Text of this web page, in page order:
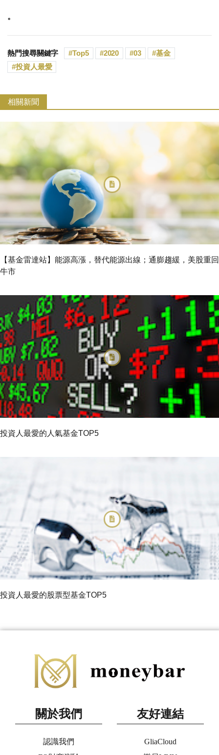
。
熱門搜尋關鍵字 Top5 2020 03
基金
投資人最愛
相關新聞
【基金雷達站】能源高漲，替代能源出線；通膨趨緩，美股重回
牛市
投資人最愛的人氣基金TOP5
投資人最愛的股票型基金TOP5
關於我們
認識我們
友好連結
GliaCloud